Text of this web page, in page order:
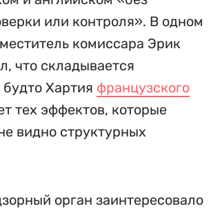
или контроля». В одном
комиссара Эрик
что складывается
Хартия французского
тех эффектов, которые
видно структурных
орган заинтересовало